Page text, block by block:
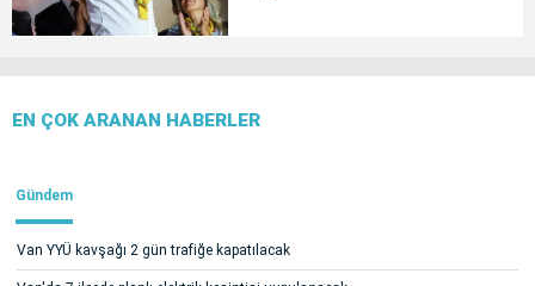
EN ÇOK ARANAN HABERLER
Gündem
Van YYÜ kavşağı 2 gün trafiğe kapatılacak